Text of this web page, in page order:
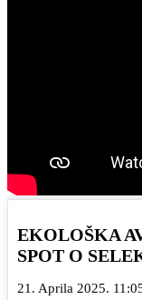
EKOLOŠKA
SPOT O
21. Aprila 2025.